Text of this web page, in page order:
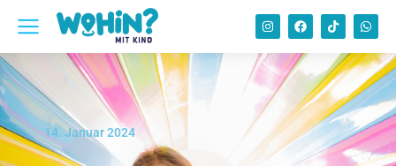
14. Januar 2024